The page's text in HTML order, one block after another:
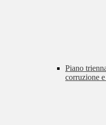
Piano
corruzione